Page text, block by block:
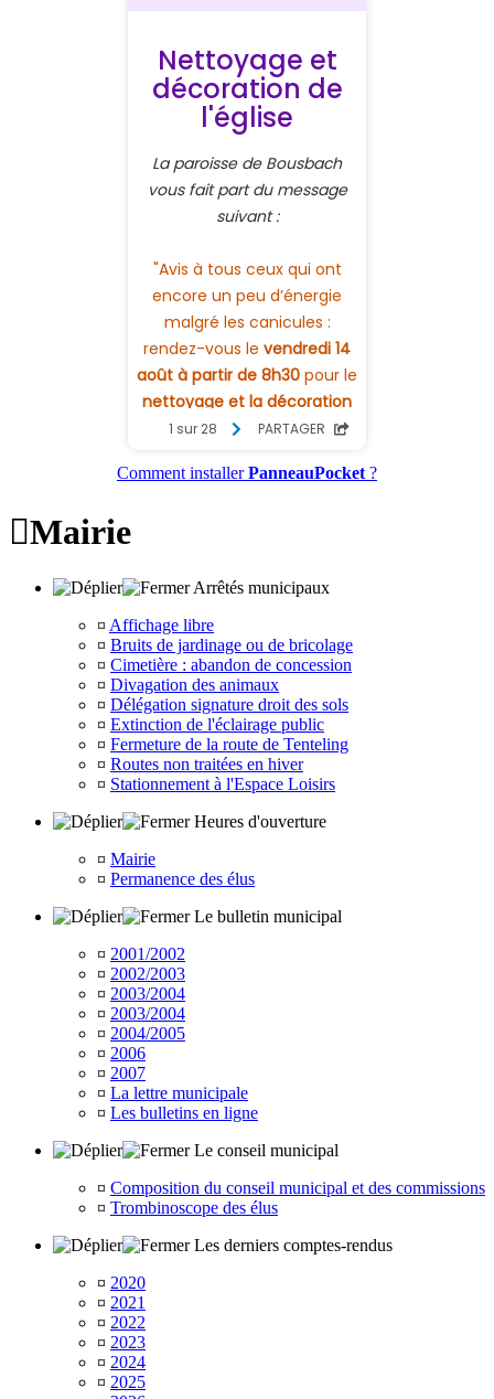
Comment installerPanneauPocket ?
Mairie
Arrêtés municipaux
¤ Affichage libre
¤ Bruits de jardinage ou de bricolage
¤ Cimetière : abandon de concession
¤ Divagation des animaux
¤ Délégation signature droit des sols
¤ Extinction de l'éclairage public
¤ Fermeture de la route de Tenteling
¤ Routes non traitées en hiver
¤ Stationnement à l'Espace Loisirs
Heures d'ouverture
¤ Mairie
¤ Permanence des élus
Le bulletin municipal
¤ 2001/2002
¤ 2002/2003
¤ 2003/2004
¤ 2003/2004
¤ 2004/2005
¤ 2006
¤ 2007
¤ La lettre municipale
¤ Les bulletins en ligne
Le conseil municipal
¤ Composition du conseil municipal et des commissions
¤ Trombinoscope des élus
Les derniers comptes-rendus
¤ 2020
¤ 2021
¤ 2022
¤ 2023
¤ 2024
¤ 2025